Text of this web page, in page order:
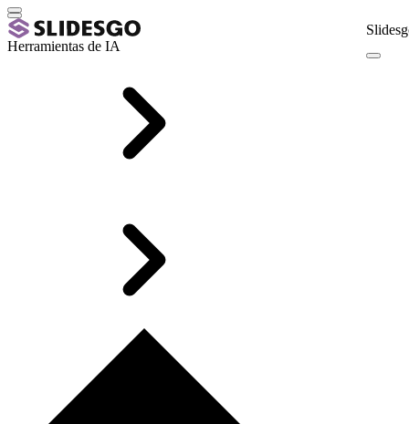
Herramientas de IA